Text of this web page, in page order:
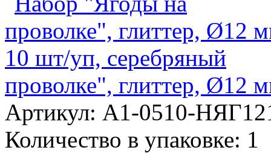
проволке", глиттер, Ø12
Артикул: А1-0510-
Количество в упаковке: 1